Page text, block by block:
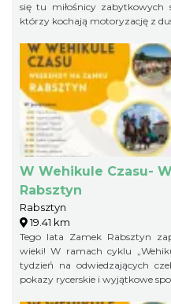
się tu miłośnicy zabytkowych
którzy kochają motoryzację z
W Wehikule Czasu-
Rabsztyn
Rabsztyn
19.41 km
Tego lata Zamek Rabsztyn
wieki! W ramach cyklu
tydzień na odwiedzających
pokazy rycerskie i wyjątkowe